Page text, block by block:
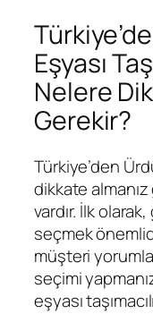
Eşyası
Nelere
Gerekir?
Türkiye’den
dikkate
vardır. İlk
seçmek
müşteri
seçimi
eşyası